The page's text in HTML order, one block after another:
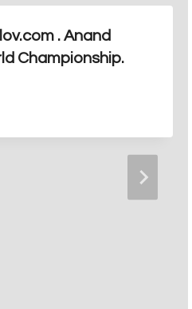
. Anand
Championship.